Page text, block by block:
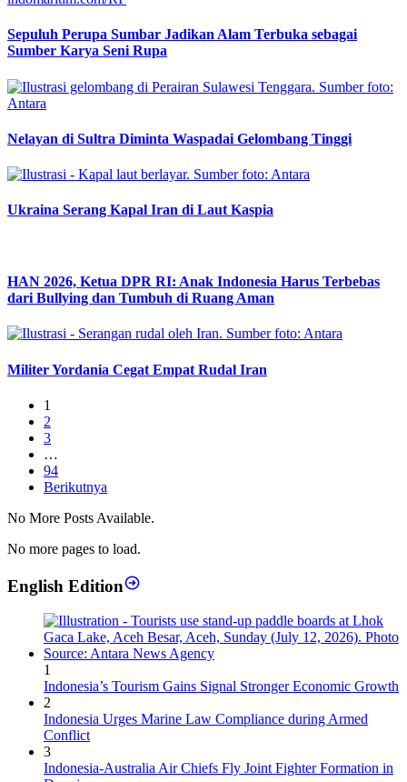
Sepuluh Perupa Sumbar Jadikan Alam Terbuka sebagai
Sumber Karya Seni Rupa
Nelayan di Sultra Diminta Waspadai Gelombang Tinggi
Ukraina Serang Kapal Iran di Laut Kaspia
HAN 2026, Ketua DPR RI: Anak Indonesia Harus Terbebas
dari Bullying dan Tumbuh di Ruang Aman
Militer Yordania Cegat Empat Rudal Iran
1
2
3
…
94
Berikutnya
No More Posts Available.
No more pages to load.
English Edition
1
Indonesia’s Tourism Gains Signal Stronger Economic Growth
2
Indonesia Urges Marine Law Compliance during Armed
Conflict
3
Indonesia-Australia Air Chiefs Fly Joint Fighter Formation in